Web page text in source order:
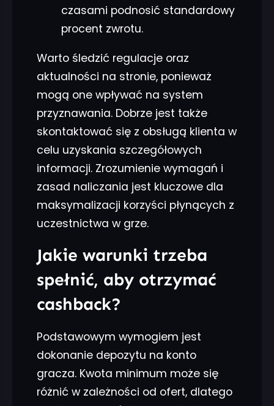
czasami podnosić standardowy
procent zwrotu.
Warto śledzić regulacje oraz
aktualności na stronie, ponieważ
mogą one wpływać na system
przyznawania. Dobrze jest także
skontaktować się z obsługą klienta w
celu uzyskania szczegółowych
informacji. Zrozumienie wymagań i
zasad naliczania jest kluczowe dla
maksymalizacji korzyści płynących z
uczestnictwa w grze.
Jakie warunki trzeba
spełnić, aby otrzymać
cashback?
Podstawowym wymogiem jest
dokonanie depozytu na konto
gracza. Kwota minimum może się
różnić w zależności od ofert, dlatego